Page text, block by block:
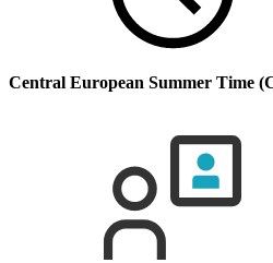
Central European Summer Time